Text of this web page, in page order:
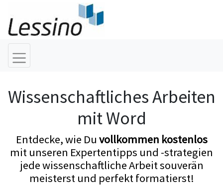
Wissenschaftliches Arbeiten
mit Word
Entdecke, wie Du vollkommen kostenlos
mit unseren Expertentipps und -strategien
jede wissenschaftliche Arbeit souverän
meisterst und perfekt formatierst!